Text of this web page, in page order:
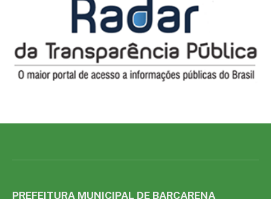
PREFEITURA MUNICIPAL DE BARCARENA